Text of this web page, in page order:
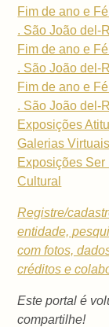
Fim de ano e
. São João del-
Fim de ano e
. São João del-
Fim de ano e
. São João del-
Exposições
Galerias Virtuais
Exposições Ser
Cultural
Registre/
entidade,
com fotos,
créditos e
Este portal é
compartilhe!